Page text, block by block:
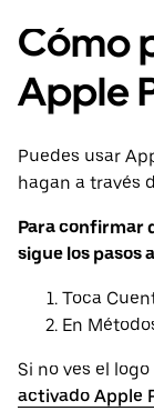
Cómo
Apple
Puedes usar
hagan a través
Para confirmar
sigue los pasos
Toca
En
Si no ves el
activado Apple